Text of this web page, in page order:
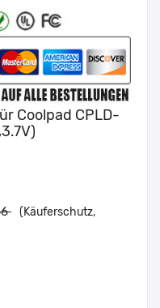
Coolpad CPLD-
(Käuferschutz,